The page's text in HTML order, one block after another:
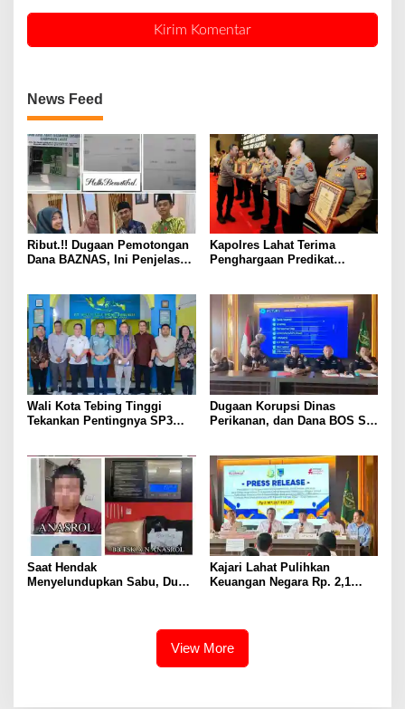
News Feed
Ribut.!! Dugaan Pemotongan
Dana BAZNAS, Ini Penjelasan
Kapolres Lahat Terima
Penghargaan Predikat
Wali Kota Tebing Tinggi
Tekankan Pentingnya SP3
Dugaan Korupsi Dinas
Perikanan, dan Dana BOS SD
Saat Hendak
Menyelundupkan Sabu, Dua
Kajari Lahat Pulihkan
Keuangan Negara Rp. 2,1
View More